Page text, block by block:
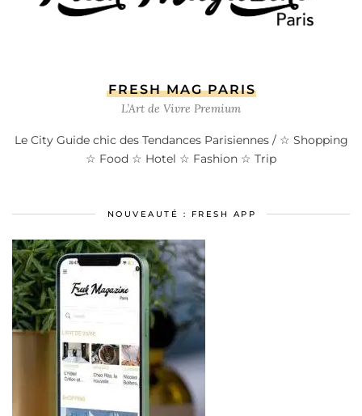
FRESH MAG PARIS
L’Art de Vivre Premium
Le City Guide chic des Tendances Parisiennes / ☆ Shopping
☆ Food ☆ Hotel ☆ Fashion ☆ Trip
NOUVEAUTÉ : FRESH APP